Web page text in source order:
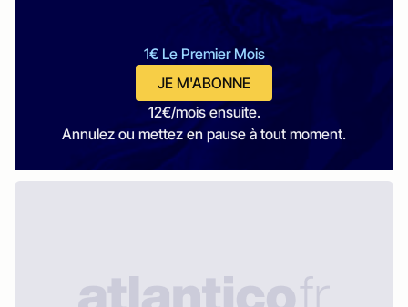
1€ Le Premier Mois
JE M'ABONNE
12€/mois ensuite.
Annulez ou mettez en pause à tout moment.